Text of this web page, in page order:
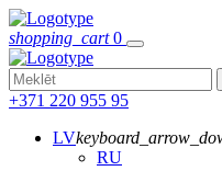
shopping_cart 0
+371 220 955 95
LV
RU